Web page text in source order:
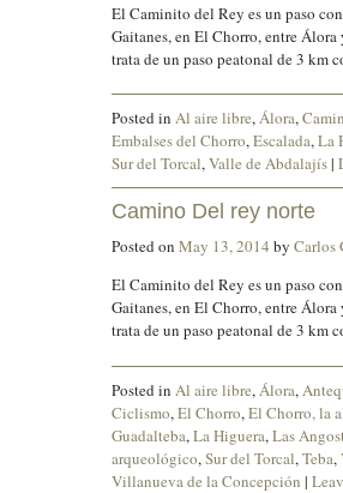
El Caminito del Rey es un paso
Gaitanes, en El Chorro, entre
trata de un paso peatonal de 3 km
Posted in Al aire libre,Álora,
Embalses del Chorro,Escalada,La
Sur del Torcal,Valle de Abdalajís|
Camino Del rey norte
Posted on May 13, 2014 by Carlos
El Caminito del Rey es un paso
Gaitanes, en El Chorro, entre
trata de un paso peatonal de 3 km
Posted in Al aire libre, Álora,
Ciclismo, El Chorro, El Chorro, la
Guadalteba, La Higuera, Las
arqueológico, Sur del Torcal, Teba,
Villanueva de la Concepción |